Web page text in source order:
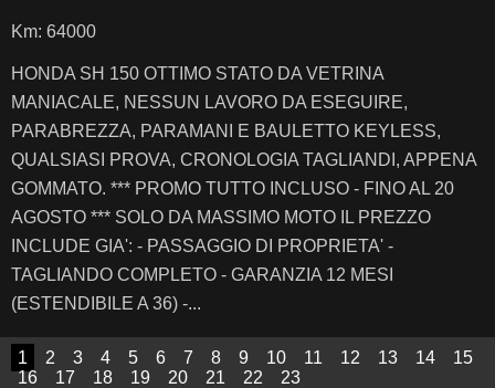
Km: 64000
HONDA SH 150 OTTIMO STATO DA VETRINA
MANIACALE, NESSUN LAVORO DA ESEGUIRE,
PARABREZZA, PARAMANI E BAULETTO KEYLESS,
QUALSIASI PROVA, CRONOLOGIA TAGLIANDI, APPENA
GOMMATO. *** PROMO TUTTO INCLUSO - FINO AL 20
AGOSTO *** SOLO DA MASSIMO MOTO IL PREZZO
INCLUDE GIA': - PASSAGGIO DI PROPRIETA' -
TAGLIANDO COMPLETO - GARANZIA 12 MESI
(ESTENDIBILE A 36) -...
1 2 3 4 5 6 7 8 9 10 11 12 13 14
15
16
17 18 19 20 21 22 23